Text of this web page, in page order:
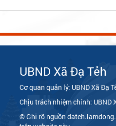
BÀN XÃ.
UBND Xã Đạ Tẻh
Cơ quan quản lý: UBND Xã Đạ
Chịu trách nhiệm chính: UBND
© Ghi rõ nguồn